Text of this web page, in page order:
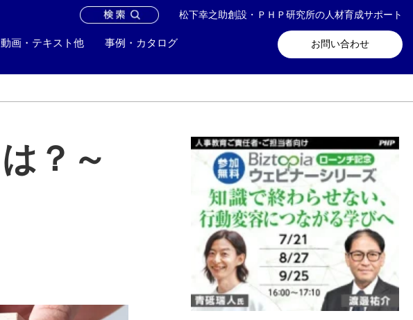
松下幸之助創設・ＰＨＰ研究所の人材育成サポート
お問い合わせ
動画・テキスト他 事例・カタログ
お問い合わせ メールマガジン登録
？～